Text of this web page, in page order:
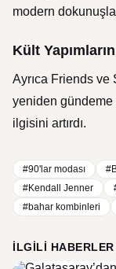
modern
Kült
Ayrıca Friends ve
yeniden gündeme
ilgisini artırdı.
#90'lar modası
#Kendall Jenner
#bahar kombinleri
İLGILI HABERLER